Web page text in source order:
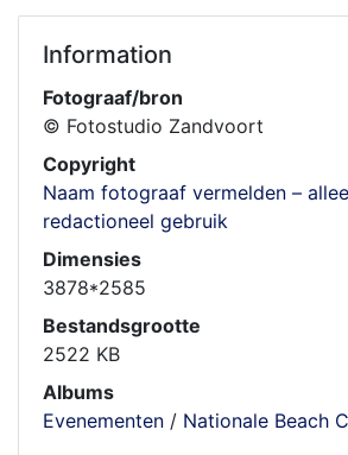
Information
Fotograaf/bron
© Fotostudio Zandvoort
Copyright
Naam fotograaf vermelden –
redactioneel gebruik
Dimensies
3878*2585
Bestandsgrootte
2522 KB
Albums
Evenementen / Nationale Beach